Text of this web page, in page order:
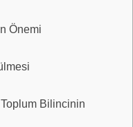
Önemi
Bilincinin